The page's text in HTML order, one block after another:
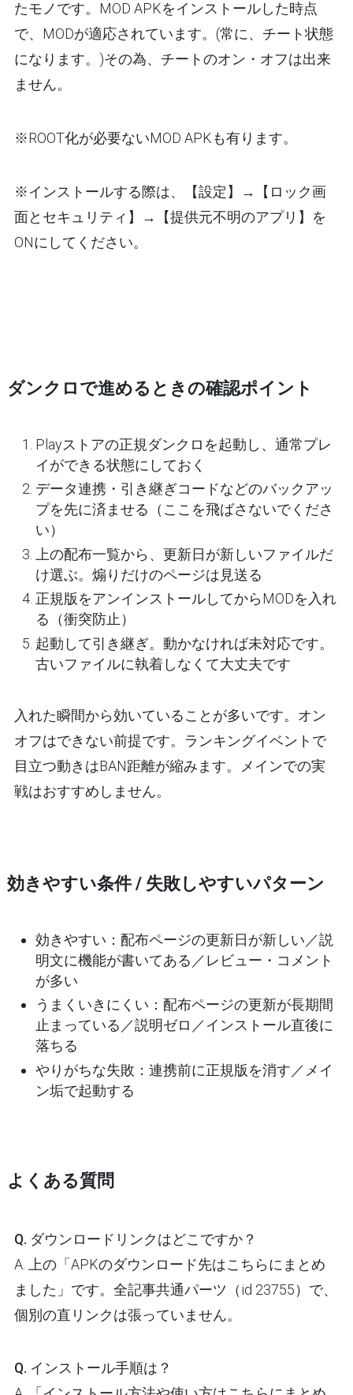
たモノです。MOD APKをインストールした時点
で、MODが適応されています。(常に、チート状態
になります。)その為、チートのオン・オフは出来
ません。
※ROOT化が必要ないMOD APKも有ります。
※インストールする際は、【設定】→【ロック画
面とセキュリティ】→【提供元不明のアプリ】を
ONにしてください。
ダンクロで進めるときの確認ポイント
Playストアの正規ダンクロを起動し、通常プレ
イができる状態にしておく
データ連携・引き継ぎコードなどのバックアッ
プを先に済ませる（ここを飛ばさないでくださ
い）
上の配布一覧から、 更新日が新しいファイルだ
け選ぶ。煽りだけのページは見送る
正規版をアンインストールしてからMODを入れ
る（衝突防止）
起動して引き継ぎ。動かなければ未対応です。
古いファイルに執着しなくて大丈夫です
入れた瞬間から効いていることが多いです。オン
オフはできない前提です。ランキングイベントで
目立つ動きはBAN距離が縮みます。メインでの実
戦はおすすめしません。
効きやすい条件 / 失敗しやすいパターン
効きやすい ：配布ページの更新日が新しい／説
明文に機能が書いてある／レビュー・コメント
が多い
うまくいきにくい ：配布ページの更新が長期間
止まっている／説明ゼロ／インストール直後に
落ちる
やりがちな失敗 ：連携前に正規版を消す／メイ
ン垢で起動する
よくある質問
Q. ダウンロードリンクはどこですか？
A. 上の「APKのダウンロード先はこちらにまとめ
ました」です。全記事共通パーツ（id 23755）で、
個別の直リンクは張っていません。
Q. インストール手順は？